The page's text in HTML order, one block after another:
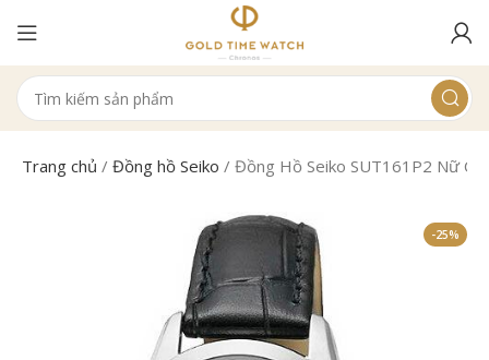
Trang chủ /Đồng hồ Seiko /Đồng Hồ Seiko SUT161P2 Nữ
-25%